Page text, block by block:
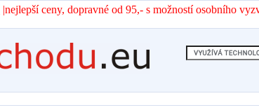
|nejlepší ceny, dopravné od 95,- s možností osobního